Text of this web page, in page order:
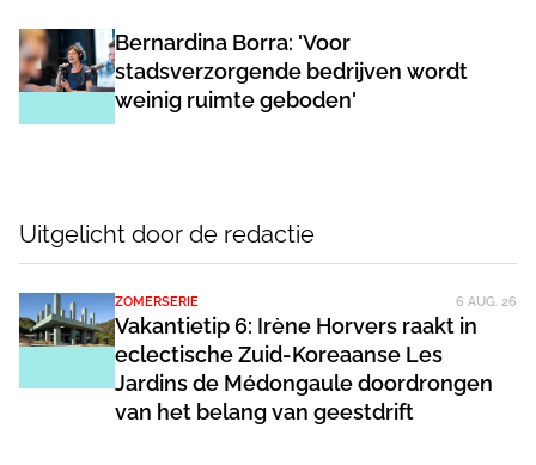
Bernardina Borra: 'Voor
stadsverzorgende bedrijven wordt
weinig ruimte geboden'
Uitgelicht door de redactie
ZOMERSERIE 6 AUG. 26
Vakantietip 6: Irène Horvers raakt in
eclectische Zuid-Koreaanse Les
Jardins de Médongaule doordrongen
van het belang van geestdrift